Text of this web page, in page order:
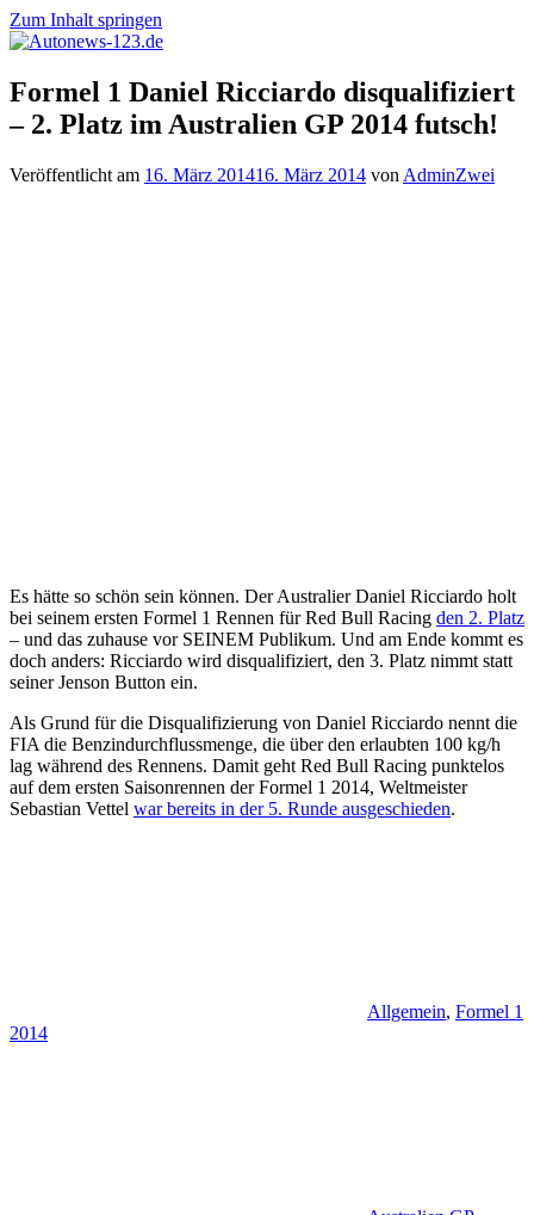
Zum Inhalt springen
Autonews-
123.de
Autonews
mit
Charme
Formel 1 Daniel Ricciardo disqualifiziert
– 2. Platz im Australien GP 2014 futsch!
Veröffentlicht am 16. März 201416. März 2014 von AdminZwei
Es hätte so schön sein können. Der Australier Daniel Ricciardo holt
bei seinem ersten Formel 1 Rennen für Red Bull Racing den 2. Platz
– und das zuhause vor SEINEM Publikum. Und am Ende kommt es
doch anders: Ricciardo wird disqualifiziert, den 3. Platz nimmt statt
seiner Jenson Button ein.
Als Grund für die Disqualifizierung von Daniel Ricciardo nennt die
FIA die Benzindurchflussmenge, die über den erlaubten 100 kg/h
lag während des Rennens. Damit geht Red Bull Racing punktelos
auf dem ersten Saisonrennen der Formel 1 2014, Weltmeister
Sebastian Vettel war bereits in der 5. Runde ausgeschieden.
Allgemein, Formel 1
2014